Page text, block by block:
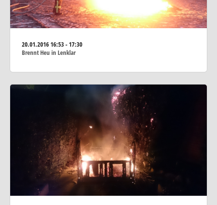
20.01.201616:53 - 17:30
Brennt Heu in Lenklar